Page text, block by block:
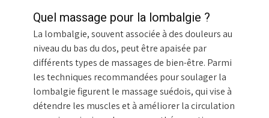
Quel massage pour la lombalgie ?
La lombalgie, souvent associée à des douleurs au
niveau du bas du dos, peut être apaisée par
différents types de massages de bien-être. Parmi
les techniques recommandées pour soulager la
lombalgie figurent le massage suédois, qui vise à
détendre les muscles et à améliorer la circulation